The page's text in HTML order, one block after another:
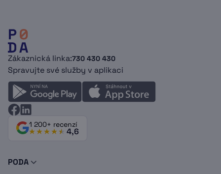
Zákaznická linka:730 430 430
Spravujte své služby v aplikaci
1 200+ recenzí
4,6
PODA